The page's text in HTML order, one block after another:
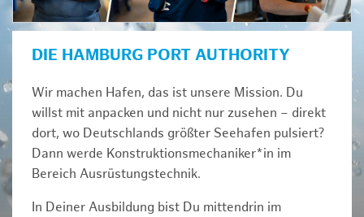
DIE HAMBURG PORT AUTHORITY
Wir machen Hafen, das ist unsere Mission. Du
willst mit anpacken und nicht nur zusehen – direkt
dort, wo Deutschlands größter Seehafen pulsiert?
Dann werde Konstruktionsmechaniker*in im
Bereich Ausrüstungstechnik.
In Deiner Ausbildung bist Du mittendrin im